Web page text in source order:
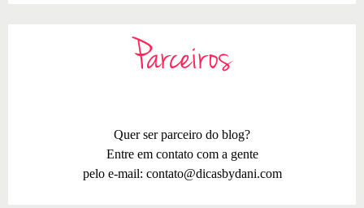
Parceiros
Quer ser parceiro do blog?
Entre em contato com a gente
pelo e-mail: contato@dicasbydani.com